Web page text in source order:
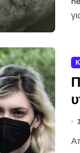
Απορρίφθηκε το αίτημα που είχε υποβάλει η